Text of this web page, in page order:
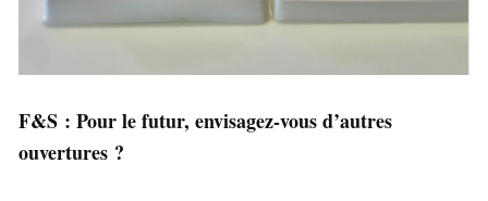
F&S : Pour le futur, envisagez-vous d’autres
ouvertures ?